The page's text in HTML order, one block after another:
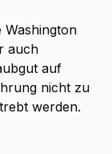
Washington
auch
auf
nicht zu
werden.